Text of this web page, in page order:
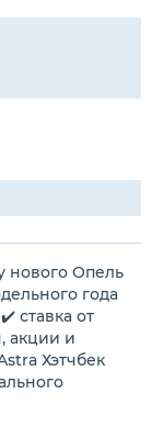
нового Опель
года
ставка от
акции и
Хэтчбек